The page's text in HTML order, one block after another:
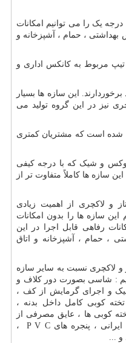
یک را می توانیم امکانات
، حمام ، آشپزخانه و
مربوط به کانکس اداری و
این سازه ها بسیار
نیز در این گروه تولید می
شده است که مشتریان کمتری
لوکس و شیک که با درجه کیفی
سازه ها کاملاً متفاوت تر از
و لاکچری از اهمیت زیادی
این سازه ها را بدون امکانات
رفاهی قابل اجرا در این
، حمام ، آشپزخانه و اتاق
و لاکچری نسبت به سایر سازه
: شاسی بصورت دور کلاف و
و اجرای گرمایش از کف ،
کوبی کامل داخل بدنه ،
کوبی ها ، عایق مصرفی از
جنس پشم سنگ ، درب ضد سرقت ایرانی ، پنجره های P V C ،
و ...